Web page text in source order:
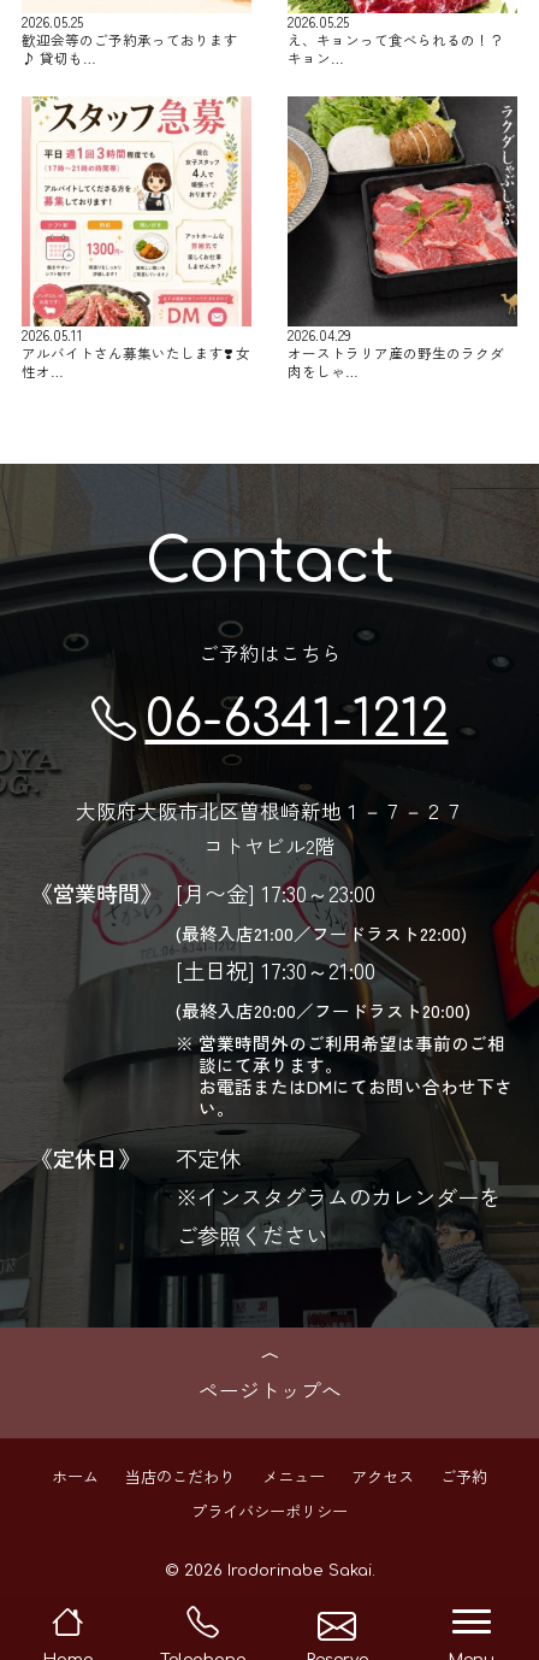
2026.05.25
歓迎会等のご予約承っております
♪ 貸切も…
2026.05.25
え、キョンって食べられるの！？
キョン…
2026.05.11
アルバイトさん募集いたします❣️ 女
性オ…
2026.04.29
オーストラリア産の野生のラクダ
肉をしゃ…
Contact
ご予約はこちら
06-6341-1212
大阪府大阪市北区曽根崎新地１－７－２７
コトヤビル2階
《営業時間》 [月〜金] 17:30～23:00
(最終入店21:00／フードラスト22:00)
[土日祝] 17:30～21:00
(最終入店20:00／フードラスト20:00)
営業時間外のご利用希望は事前のご相
談にて承ります。
お電話またはDMにてお問い合わせ下さ
い。
《定休日》
不定休
※インスタグラムのカレンダーを
ご参照ください
ページトップへ
ホーム 当店のこだわり メニュー アクセス
ご予約
プライバシーポリシー
© 2026 Irodorinabe Sakai.